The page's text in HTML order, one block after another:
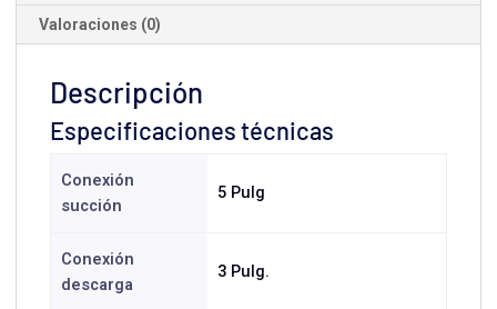
Valoraciones (0)
Descripción
Especificaciones técnicas
Conexión
succión
5 Pulg
Conexión
descarga
3 Pulg.